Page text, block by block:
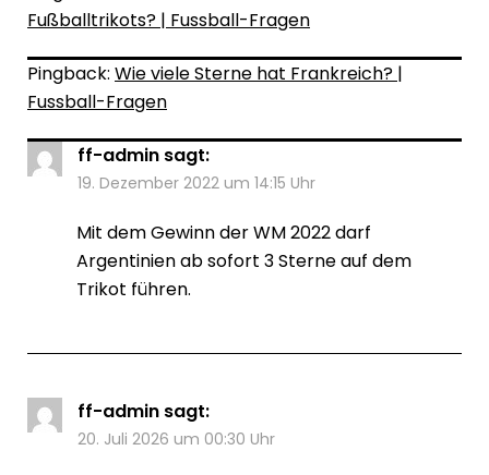
Fußballtrikots? | Fussball-Fragen
Pingback: Wie viele Sterne hat Frankreich? |
Fussball-Fragen
ff-admin sagt:
19. Dezember 2022 um 14:15 Uhr
Mit dem Gewinn der WM 2022 darf
Argentinien ab sofort 3 Sterne auf dem
Trikot führen.
ff-admin sagt:
20. Juli 2026 um 00:30 Uhr